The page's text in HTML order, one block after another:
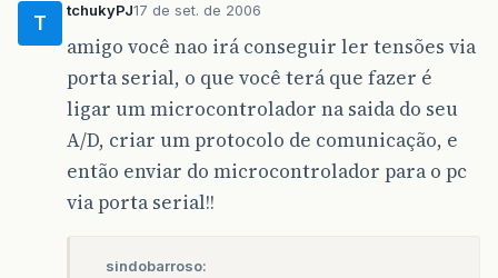
T
tchukyPJ17 de set. de 2006
amigo você nao irá conseguir ler tensões via
porta serial, o que você terá que fazer é
ligar um microcontrolador na saida do seu
A/D, criar um protocolo de comunicação, e
então enviar do microcontrolador para o pc
via porta serial!!
sindobarroso: